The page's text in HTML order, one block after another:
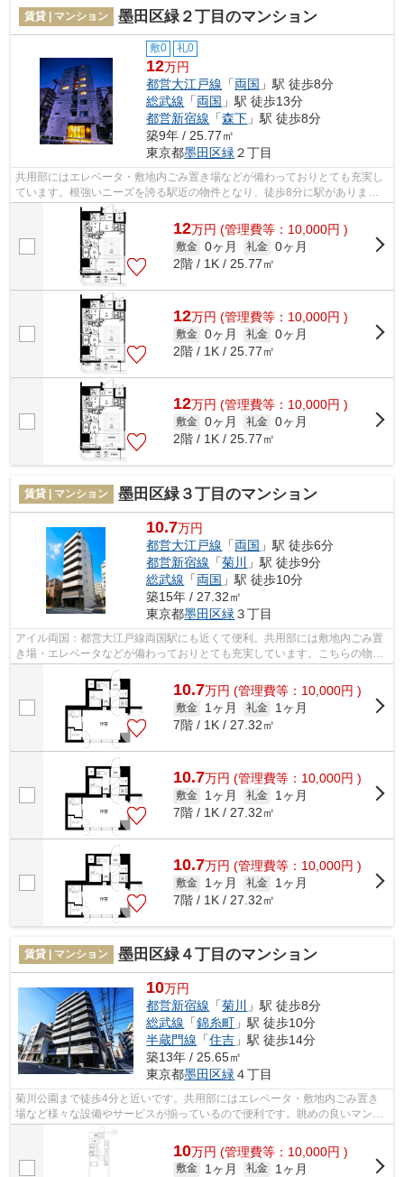
賃貸 | マンション 墨田区緑２丁目のマンション
敷0 礼0
12万円
都営大江戸線 「両国 」駅 徒歩8分
総武線 「両国 」駅 徒歩13分
都営新宿線 「森下 」駅 徒歩8分
築9年 / 25.77㎡
東京都墨田区緑 ２丁目
共用部にはエレベータ・敷地内ごみ置き場などが備わっておりとても充実し
ています。根強いニーズを誇る駅近の物件となり、徒歩8分に駅がありま
す。周辺に駅が二つあり、交通の利便性が...
12万円 (管理費等：10,000円 )
敷金 0ヶ月 礼金 0ヶ月
2階 / 1K / 25.77㎡
12万円 (管理費等：10,000円 )
敷金 0ヶ月 礼金 0ヶ月
2階 / 1K / 25.77㎡
12万円 (管理費等：10,000円 )
敷金 0ヶ月 礼金 0ヶ月
2階 / 1K / 25.77㎡
賃貸 | マンション 墨田区緑３丁目のマンション
10.7万円
都営大江戸線 「両国 」駅 徒歩6分
都営新宿線 「菊川
」駅 徒歩9分
総武線 「両国 」駅 徒歩10分
築15年 / 27.32㎡
東京都墨田区緑 ３丁目
アイル両国：都営大江戸線両国駅にも近くて便利。共用部には敷地内ごみ置
き場・エレベータなどが備わっておりとても充実しています。こちらの物件
では初期費用をカードでお支払いいた...
10.7万円 (管理費等：10,000円 )
敷金 1ヶ月 礼金
1ヶ月
7階 / 1K / 27.32㎡
10.7万円 (管理費等：10,000円 )
敷金 1ヶ月 礼金
1ヶ月
7階 / 1K / 27.32㎡
10.7万円 (管理費等：10,000円 )
敷金 1ヶ月 礼金
1ヶ月
7階 / 1K / 27.32㎡
賃貸 | マンション 墨田区緑４丁目のマンション
10万円
都営新宿線 「菊川
」駅 徒歩8分
総武線 「錦糸町 」駅 徒歩10分
半蔵門線 「住吉 」駅 徒歩14分
築13年 / 25.65㎡
東京都墨田区緑４丁目
菊川公園まで徒歩4分と近いです。共用部にはエレベータ・敷地内ごみ置き
場など様々な設備やサービスが揃っているので便利です。眺めの良いマンシ
ョンです。外観タイル張りなので、年月...
10万円 (管理費等：10,000円 )
敷金 1ヶ月 礼金
1ヶ月